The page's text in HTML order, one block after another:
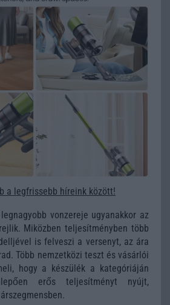
a legfrissebb híreink között!
vonzereje ugyanakkor az
Miközben teljesítményben több
is felveszi a versenyt, az ára
Több nemzetközi teszt és vásárlói
hogy a készülék a kategóriáján
erős teljesítményt nyújt,